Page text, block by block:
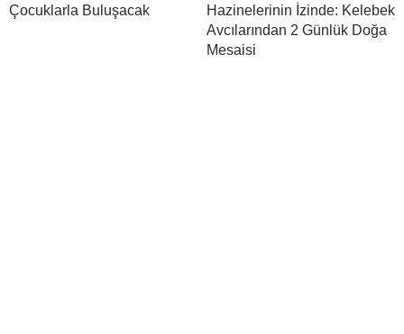
Çocuklarla Buluşacak
Hazinelerinin İzinde: Kelebek
Avcılarından 2 Günlük Doğa
Mesaisi